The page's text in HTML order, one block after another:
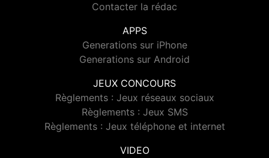
Contacter la rédac
APPS
Generations sur iPhone
Generations sur Android
JEUX CONCOURS
Règlements : Jeux réseaux sociaux
Règlements : Jeux SMS
Règlements : Jeux téléphone et internet
VIDEO